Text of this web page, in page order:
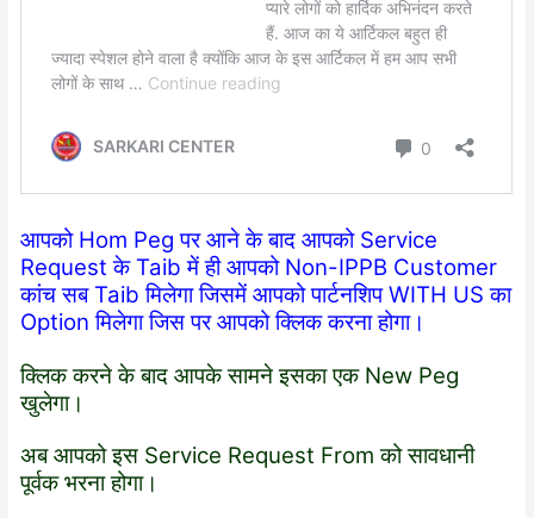
आपको Hom Peg पर आने के बाद आपको Service
Request के Taib में ही आपको Non-IPPB Customer
कांच सब Taib मिलेगा जिसमें आपको पार्टनशिप WITH US का
Option मिलेगा जिस पर आपको क्लिक करना होगा।
क्लिक करने के बाद आपके सामने इसका एक New Peg
खुलेगा।
अब आपको इस Service Request From को सावधानी
पूर्वक भरना होगा।